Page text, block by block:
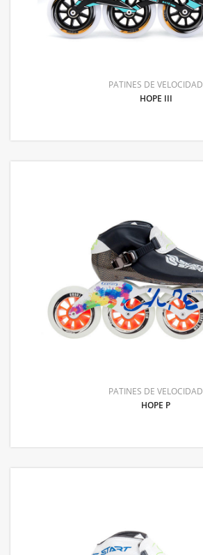
PATINES DE VELOCIDAD
HOPE III
PATINES DE VELOCIDAD
HOPE P